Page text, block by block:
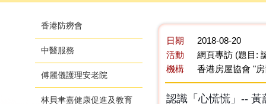
香港防癆會
中醫服務
傅麗儀護理安老院
林貝聿嘉健康促進及教育
日期
2018-08-20
活動
網頁專訪 (題目:
機構
香港房屋協會 "
認識「心慌慌」-- 黃